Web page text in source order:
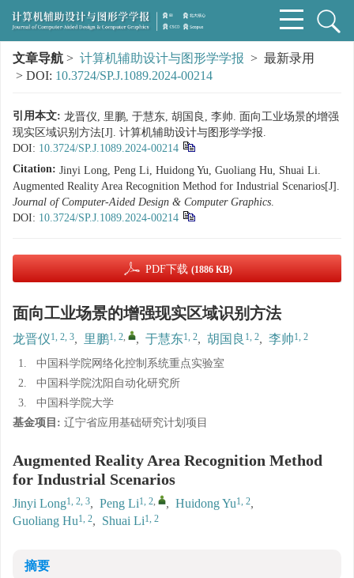
文章导航 > 计算机辅助设计与图形学学报 > 最新录用
> DOI: 10.3724/SP.J.1089.2024-00214
引用本文: 龙晋仪, 里鹏, 于慧东, 胡国良, 李帅. 面向工业场景的增强
现实区域识别方法[J]. 计算机辅助设计与图形学学报.
DOI: 10.3724/SP.J.1089.2024-00214
Citation: Jinyi Long, Peng Li, Huidong Yu, Guoliang Hu, Shuai Li.
Augmented Reality Area Recognition Method for Industrial Scenarios[J].
Journal of Computer-Aided Design & Computer Graphics.
DOI: 10.3724/SP.J.1089.2024-00214
PDF下载 (1886 KB)
面向工业场景的增强现实区域识别方法
龙晋仪1, 2, 3, 里鹏1, 2, , 于慧东1, 2, 胡国良 1, 2, 李帅1, 2
1.
中国科学院网络化控制系统重点实验室
2.
中国科学院沈阳自动化研究所
3.
中国科学院大学
基金项目: 辽宁省应用基础研究计划项目
Augmented Reality Area Recognition Method
for Industrial Scenarios
Jinyi Long1, 2, 3, Peng Li1, 2, , Huidong Yu1, 2,
Guoliang Hu1, 2, Shuai Li1, 2
摘要